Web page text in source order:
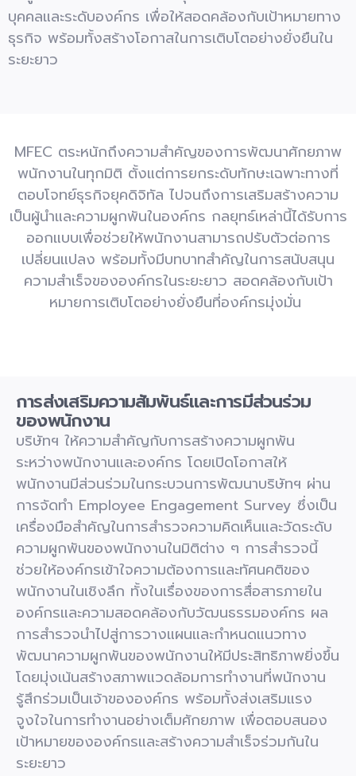
บุคคลและระดับองค์กร เพื่อให้สอดคล้องกับเป้าหมายทาง
ธุรกิจ พร้อมทั้งสร้างโอกาสในการเติบโตอย่างยั่งยืนใน
ระยะยาว
MFEC ตระหนักถึงความสำคัญของการพัฒนาศักยภาพ
พนักงานในทุกมิติ ตั้งแต่การยกระดับทักษะเฉพาะทางที่
ตอบโจทย์ธุรกิจยุคดิจิทัล ไปจนถึงการเสริมสร้างความ
เป็นผู้นำและความผูกพันในองค์กร กลยุทธ์เหล่านี้ได้รับการ
ออกแบบเพื่อช่วยให้พนักงานสามารถปรับตัวต่อการ
เปลี่ยนแปลง พร้อมทั้งมีบทบาทสำคัญในการสนับสนุน
ความสำเร็จขององค์กรในระยะยาว สอดคล้องกับเป้า
หมายการเติบโตอย่างยั่งยืนที่องค์กรมุ่งมั่น
การส่งเสริมความสัมพันธ์และการมีส่วนร่วม
ของพนักงาน
บริษัทฯ ให้ความสำคัญกับการสร้างความผูกพัน
ระหว่างพนักงานและองค์กร โดยเปิดโอกาสให้
พนักงานมีส่วนร่วมในกระบวนการพัฒนาบริษัทฯ ผ่าน
การจัดทำ Employee Engagement Survey ซึ่งเป็น
เครื่องมือสำคัญในการสำรวจความคิดเห็นและวัดระดับ
ความผูกพันของพนักงานในมิติต่าง ๆ การสำรวจนี้
ช่วยให้องค์กรเข้าใจความต้องการและทัศนคติของ
พนักงานในเชิงลึก ทั้งในเรื่องของการสื่อสารภายใน
องค์กรและความสอดคล้องกับวัฒนธรรมองค์กร ผล
การสำรวจนำไปสู่การวางแผนและกำหนดแนวทาง
พัฒนาความผูกพันของพนักงานให้มีประสิทธิภาพยิ่งขึ้น
โดยมุ่งเน้นสร้างสภาพแวดล้อมการทำงานที่พนักงาน
รู้สึกร่วมเป็นเจ้าขององค์กร พร้อมทั้งส่งเสริมแรง
จูงใจในการทำงานอย่างเต็มศักยภาพ เพื่อตอบสนอง
เป้าหมายขององค์กรและสร้างความสำเร็จร่วมกันใน
ระยะยาว